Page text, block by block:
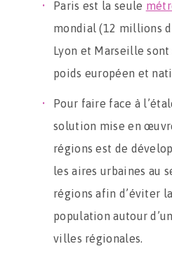
Paris est la seule
mondial (12 millions
Lyon et Marseille
poids européen et
Pour faire face à
solution mise en
régions est de
les aires urbaines au
régions afin d’éviter
population autour
villes régionales.